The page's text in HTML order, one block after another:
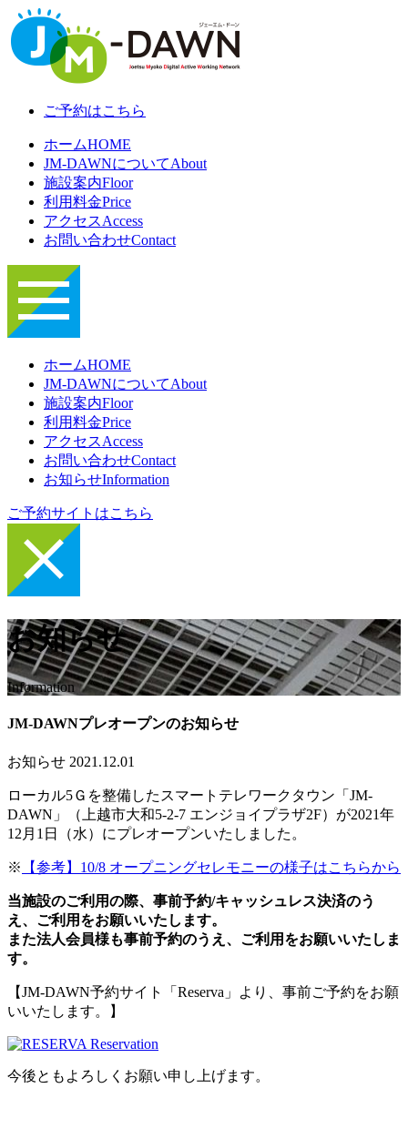
ご予約はこちら
ホームHOME
JM-DAWNについてAbout
施設案内Floor
利用料金Price
アクセスAccess
お問い合わせContact
ホームHOME
JM-DAWNについてAbout
施設案内Floor
利用料金Price
アクセスAccess
お問い合わせContact
お知らせInformation
ご予約サイトはこちら
お知らせ
Information
JM-DAWNプレオープンのお知らせ
お知らせ 2021.12.01
ローカル5Ｇを整備したスマートテレワークタウン「JM-
DAWN」（上越市大和5-2-7 エンジョイプラザ2F）が2021年
12月1日（水）にプレオープンいたしました。
※ 【参考】10/8 オープニングセレモニーの様子はこちらから
当施設のご利用の際、事前予約/キャッシュレス決済のう
え、ご利用をお願いいたします。
また法人会員様も事前予約のうえ、ご利用をお願いいたしま
す。
【JM-DAWN予約サイト「Reserva」より、事前ご予約をお願
いいたします。】
今後ともよろしくお願い申し上げます。